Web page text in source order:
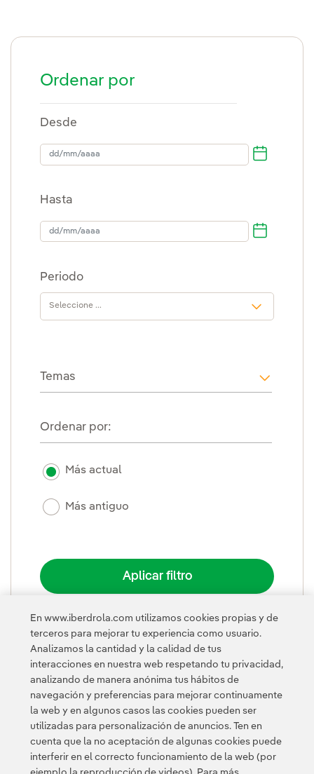
Ordenar por
Desde
dd/mm/aaaa
Hasta
Hasta
Periodo
Temas
Ordenar por:
Más actual
Más antiguo
PLEGAR
En www.iberdrola.com utilizamos cookies propias y de
terceros para mejorar tu experiencia como usuario.
Analizamos la cantidad y la calidad de tus
interacciones en nuestra web respetando tu privacidad,
analizando de manera anónima tus hábitos de
navegación y preferencias para mejorar continuamente
la web y en algunos casos las cookies pueden ser
utilizadas para personalización de anuncios. Ten en
cuenta que la no aceptación de algunas cookies puede
interferir en el correcto funcionamiento de la web (por